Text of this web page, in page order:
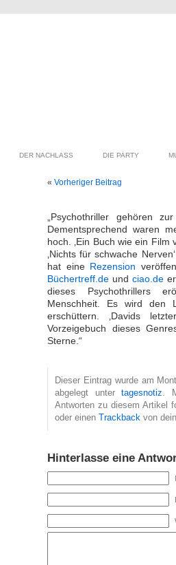
DER NACHLASS DIE PARTY
« Vorheriger Beitrag
„Psychothriller gehören
Dementsprechend waren
hoch. ‚Ein Buch wie ein Film
‚Nichts für schwache
hat eine Rezension
Büchertreff.de und ciao.de
dieses Psychothrillers
Menschheit. Es wird den
erschüttern. ‚Davids
Vorzeigebuch dieses
Sterne.“
Dieser Eintrag wurde am
abgelegt untertagesnotiz.
Antworten zu diesem Artikel
oder einen Trackback von
Hinterlasse eine